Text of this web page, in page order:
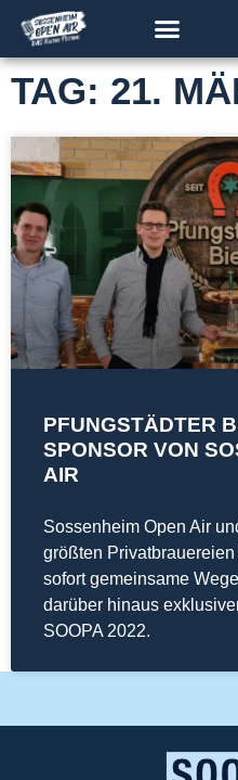
TAG: 21.
PFUNGSTÄDTER
SPONSOR VON
AIR
Sossenheim Open Air
größten
sofort gemeinsame
darüber hinaus
SOOPA 2022.